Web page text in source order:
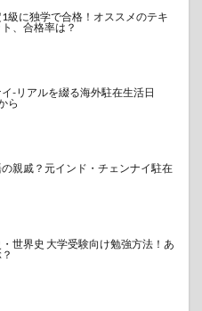
級に独学で合格！オススメのテキ
、合格率は？
-リアルを綴る海外駐在生活日
ら
の親戚？元インド・チェンナイ駐在
・世界史 大学受験向け勉強方法！あ